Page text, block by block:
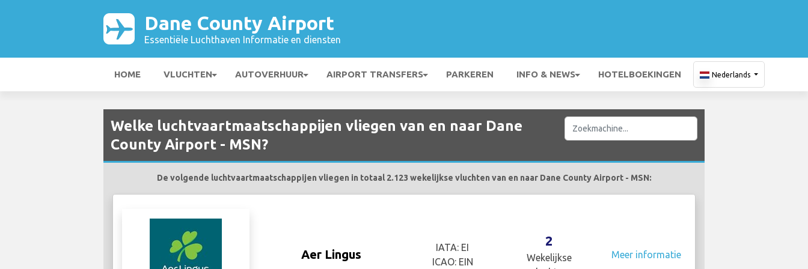
Dane County Airport
Essentiële Luchthaven Informatie en diensten
HOME VLUCHTEN AUTOVERHUUR AIRPORT TRANSFERS PARKEREN INFO & NEWS HOTELBOEKINGEN Nederlands
Welke luchtvaartmaatschappijen vliegen van en naar Dane
County Airport - MSN?
De volgende luchtvaartmaatschappijen vliegen in totaal 2.123 wekelijkse vluchten van en naar Dane County Airport - MSN:
Aer Lingus
IATA: EI
ICAO: EIN
2
Wekelijkse
Meer informatie